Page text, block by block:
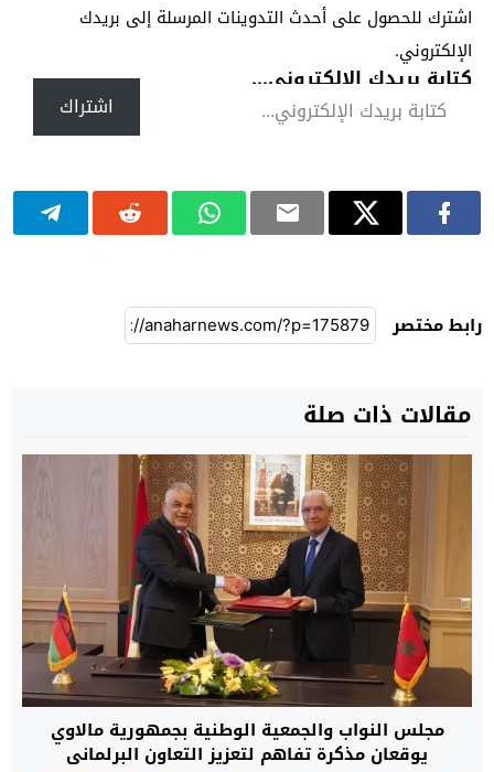
اشترك للحصول على أحدث التدوينات المرسلة إلى بريدك
الإلكتروني.
كتابة بريدك الإلكتروني...
اشتراك
رابط مختصر
مقالات ذات صلة
مجلس النواب والجمعية الوطنية بجمهورية مالاوي
يوقعان مذكرة تفاهم لتعزيز التعاون البرلماني